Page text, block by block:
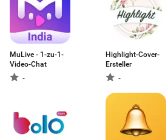
MuLive - 1-zu-1-
Video-Chat
-
Highlight-Cover-
Ersteller
-